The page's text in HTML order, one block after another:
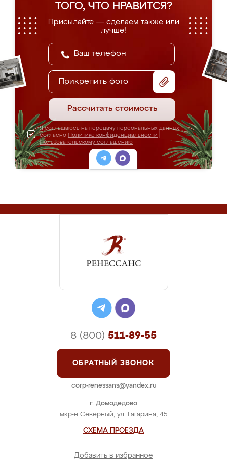
ТОГО, ЧТО НРАВИТСЯ?
Присылайте — сделаем также или
лучше!
Прикрепить фото
Рассчитать стоимость
Я соглашаюсь на передачу персональных данных
согласно Политике конфиденциальности
Пользовательскому соглашению
г. Домодедово
мкр-н Северный, ул. Гагарина, 45
СХЕМА ПРОЕЗДА
Добавить в избранное
8 (800) 511-89-55
ОБРАТНЫЙ ЗВОНОК
corp-renessans@yandex.ru